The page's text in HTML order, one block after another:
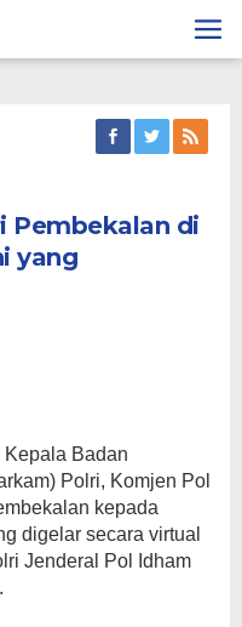
Pembekalan di
yang
Kepala Badan
Polri, Komjen Pol
kepada
digelar secara virtual
Jenderal Pol Idham